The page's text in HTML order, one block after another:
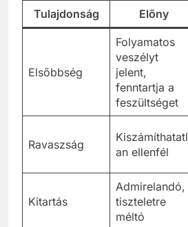
Tulajdonság Előny
Elsőbbség
Folyamatos
veszélyt
jelent,
fenntartja a
feszültséget
Ravaszság
Kiszámíthatatl
an ellenfél
Kitartás
Admirelandó,
tiszteletre
méltó